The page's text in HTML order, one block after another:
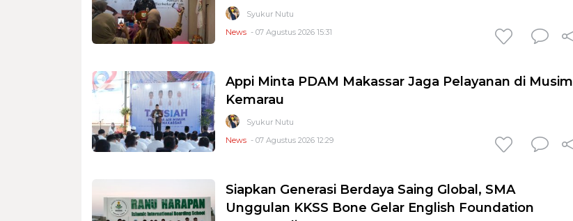
Syukur Nutu
News - 07 Agustus 2026 15:31
Appi Minta PDAM Makassar Jaga Pelayanan di Musim
Kemarau
Syukur Nutu
News - 07 Agustus 2026 12:29
Siapkan Generasi Berdaya Saing Global, SMA
Unggulan KKSS Bone Gelar English Foundation